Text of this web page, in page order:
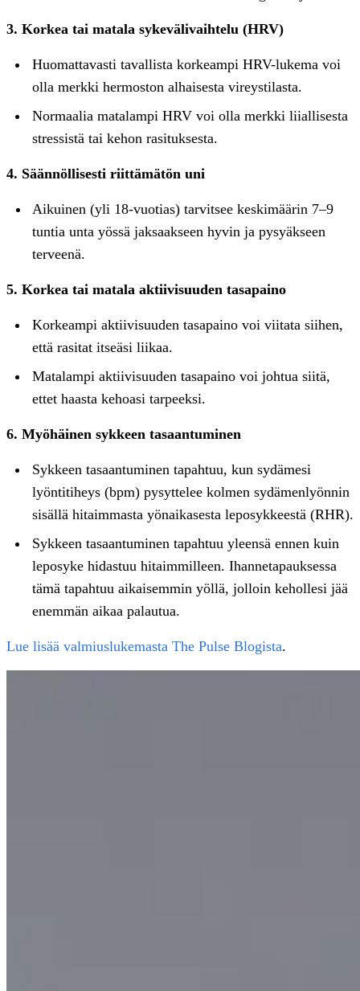
3. Korkea tai matala sykevälivaihtelu (HRV)
Huomattavasti tavallista korkeampi HRV-lukema voi
olla merkki hermoston alhaisesta vireystilasta.
Normaalia matalampi HRV voi olla merkki liiallisesta
stressistä tai kehon rasituksesta.
4. Säännöllisesti riittämätön uni
Aikuinen (yli 18-vuotias) tarvitsee keskimäärin 7–9
tuntia unta yössä jaksaakseen hyvin ja pysyäkseen
terveenä.
5. Korkea tai matala aktiivisuuden tasapaino
Korkeampi aktiivisuuden tasapaino voi viitata siihen,
että rasitat itseäsi liikaa.
Matalampi aktiivisuuden tasapaino voi johtua siitä,
ettet haasta kehoasi tarpeeksi.
6. Myöhäinen sykkeen tasaantuminen
Sykkeen tasaantuminen tapahtuu, kun sydämesi
lyöntitiheys (bpm) pysyttelee kolmen sydämenlyönnin
sisällä hitaimmasta yönaikasesta leposykkeestä (RHR).
Sykkeen tasaantuminen tapahtuu yleensä ennen kuin
leposyke hidastuu hitaimmilleen. Ihannetapauksessa
tämä tapahtuu aikaisemmin yöllä, jolloin kehollesi jää
enemmän aikaa palautua.
Lue lisää valmiuslukemasta The Pulse Blogista.